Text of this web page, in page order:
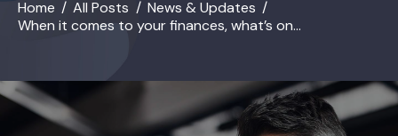
Home All Posts
News & Updates
When it comes to your finances, what’s on...